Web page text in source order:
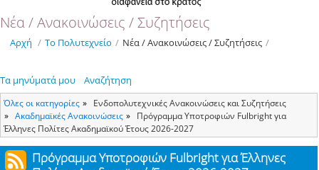
Νέα / Ανακοινώσεις / Συζητήσεις
Αρχή / Το Πολυτεχνείο / Νέα / Ανακοινώσεις / Συζητήσεις /
Τα μηνύματά μου Αναζήτηση
Όλες οι κατηγορίες
Ενδοπολυτεχνικές Ανακοινώσεις και Συζητήσεις
Ακαδημαϊκές Ανακοινώσεις
Πρόγραμμα Υποτροφιών Fulbright για
Έλληνες Πολίτες Ακαδημαϊκού Έτους 2026-2027
Πρόγραμμα Υποτροφιών Fulbright για Έλληνες